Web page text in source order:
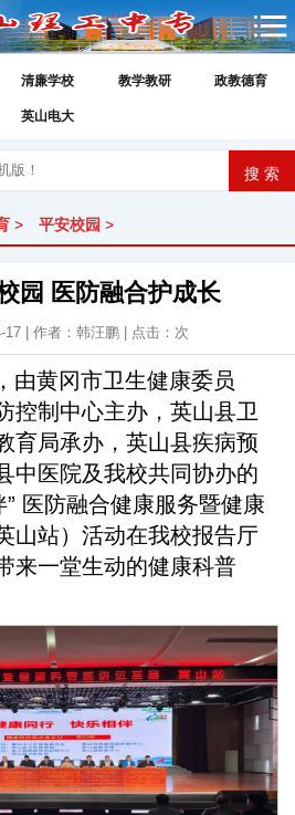
清廉学校 教学教研 政教德育
英山电大
> 平安校园 >
园 医防融合护成长
17 | 作者：韩汪鹏 | 点击： 次
由黄冈市卫生健康委员
控制中心主办，英山县卫
育局承办，英山县疾病预
中医院及我校共同协办的
医防融合健康服务暨健康
山站）活动在我校报告厅
来一堂生动的健康科普